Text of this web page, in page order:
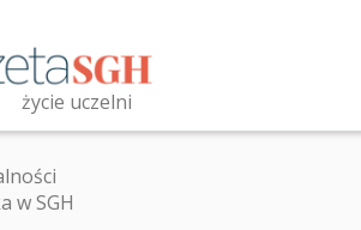
życie uczelni
witrynę
w SGH